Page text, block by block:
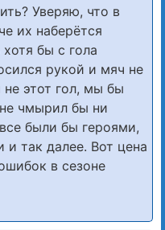
Уверяю, что в
их наберётся
бы с гола
рукой и мяч не
этот гол, мы бы
чмырил бы ни
были бы героями,
так далее. Вот цена
в сезоне